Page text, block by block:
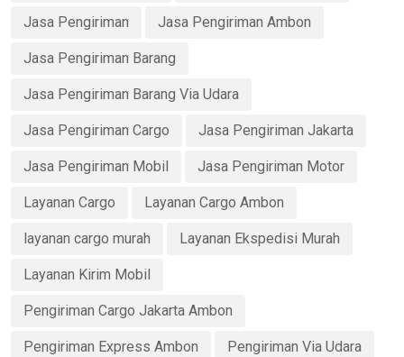
Jasa Pengiriman Jasa Pengiriman Ambon
Jasa Pengiriman Barang
Jasa Pengiriman Barang Via Udara
Jasa Pengiriman Cargo Jasa Pengiriman Jakarta
Jasa Pengiriman Mobil Jasa Pengiriman Motor
Layanan Cargo Layanan Cargo Ambon
layanan cargo murah Layanan Ekspedisi Murah
Layanan Kirim Mobil
Pengiriman Cargo Jakarta Ambon
Pengiriman Express Ambon Pengiriman Via Udara